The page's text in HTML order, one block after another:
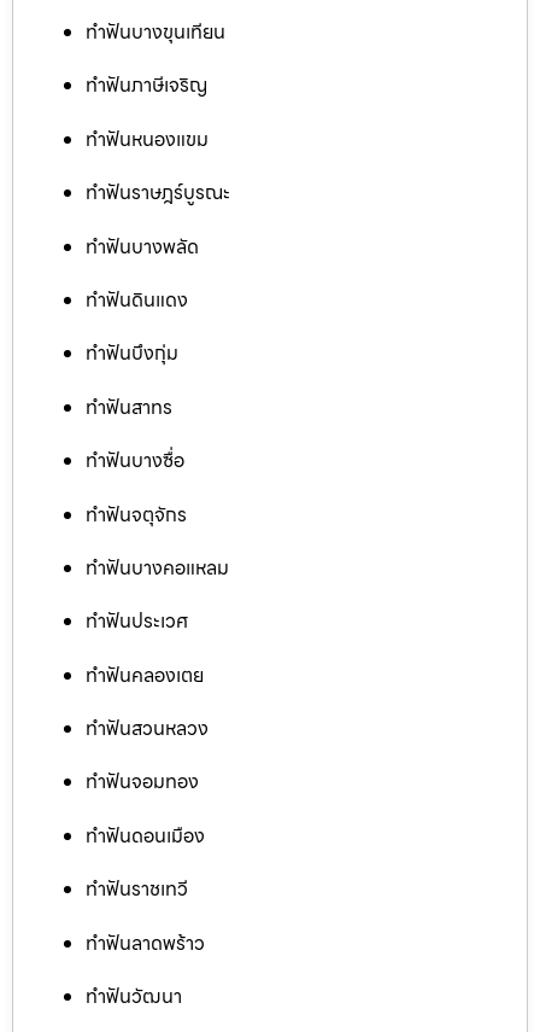
ทำฟันบางขุนเทียน
ทำฟันภาษีเจริญ
ทำฟันหนองแขม
ทำฟันราษฎร์บูรณะ
ทำฟันบางพลัด
ทำฟันดินแดง
ทำฟันบึงกุ่ม
ทำฟันสาทร
ทำฟันบางซื่อ
ทำฟันจตุจักร
ทำฟันบางคอแหลม
ทำฟันประเวศ
ทำฟันคลองเตย
ทำฟันสวนหลวง
ทำฟันจอมทอง
ทำฟันดอนเมือง
ทำฟันราชเทวี
ทำฟันลาดพร้าว
ทำฟันวัฒนา